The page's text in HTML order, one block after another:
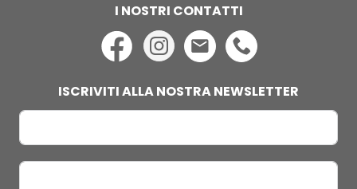
I NOSTRI CONTATTI
ISCRIVITI ALLA NOSTRA NEWSLETTER